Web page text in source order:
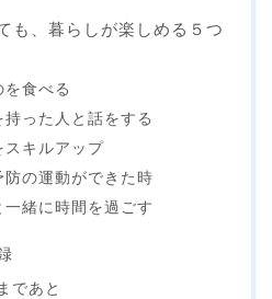
も、暮らしが楽しめる５つ
食べる
った人と話をする
キルアップ
の運動ができた時
緒に時間を過ごす
であと